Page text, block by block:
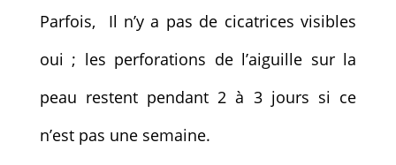
Parfois, Il n’y a pas de cicatrices visibles
oui ; les perforations de l’aiguille sur la
peau restent pendant 2 à 3 jours si ce
n’est pas une semaine.